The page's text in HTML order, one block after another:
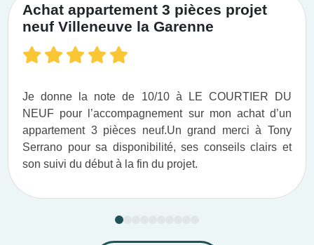
Achat appartement 3 pièces projet
neuf Villeneuve la Garenne
Je donne la note de 10/10 à LE COURTIER DU
NEUF pour l’accompagnement sur mon achat d’un
appartement 3 pièces neuf.​ Un grand merci à Tony
Serrano pour sa disponibilité, ses conseils clairs et
son suivi du début à la fin du projet.​